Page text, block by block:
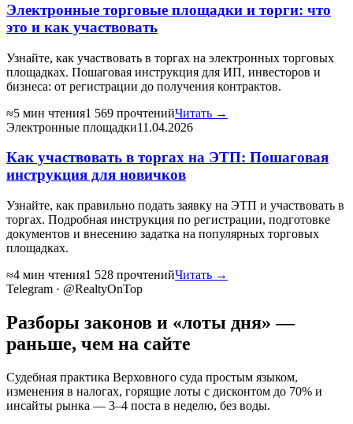
Электронные торговые площадки и торги: что
это и как участвовать
Узнайте, как участвовать в торгах на электронных торговых
площадках. Пошаговая инструкция для ИП, инвесторов и
бизнеса: от регистрации до получения контрактов.
≈5 мин чтения1 569 прочтенийЧитать →
Электронные площадки11.04.2026
Как участвовать в торгах на ЭТП: Пошаговая
инструкция для новичков
Узнайте, как правильно подать заявку на ЭТП и участвовать в
торгах. Подробная инструкция по регистрации, подготовке
документов и внесению задатка на популярных торговых
площадках.
≈4 мин чтения1 528 прочтенийЧитать →
Telegram · @RealtyOnTop
Разборы законов и «лоты дня» —
раньше, чем на сайте
Судебная практика Верховного суда простым языком,
изменения в налогах, горящие лоты с дисконтом до 70% и
инсайты рынка — 3–4 поста в неделю, без воды.